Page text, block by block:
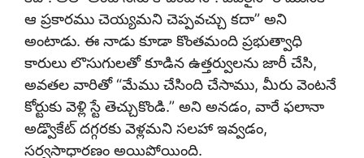
ఆ ప్రకారము చెయ్యమని చెప్పవచ్చు కదా” అని
అంటాడు. ఈ నాడు కూడా కొంతమంది ప్రభుత్వాధి
కారులు లొసుగులతో కూడిన ఉత్తర్వులను జారీ చేసి,
అవతల వారితో “మేము చేసింది చేసాము, మీరు వెంటనే
కోర్టుకు వెళ్లి స్టే తెచ్చుకొండి.” అని అనడం, వారే ఫలానా
అడ్వొకేట్ దగ్గరకు వెళ్లమని సలహా ఇవ్వడం,
సర్వసాధారణం అయిపోయింది.